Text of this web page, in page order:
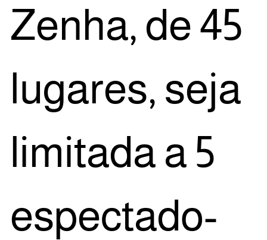
Zenha, de 45
luga­res, seja
limi­ta­da a 5
espec­ta­do­